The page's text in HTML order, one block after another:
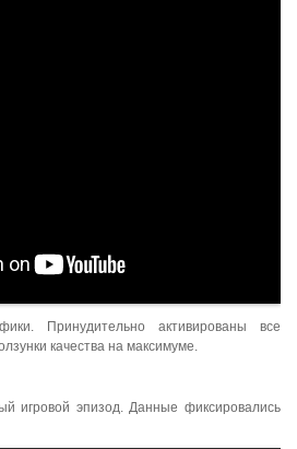
Принудительно активированы все
качества на максимуме.
игровой эпизод. Данные фиксировались